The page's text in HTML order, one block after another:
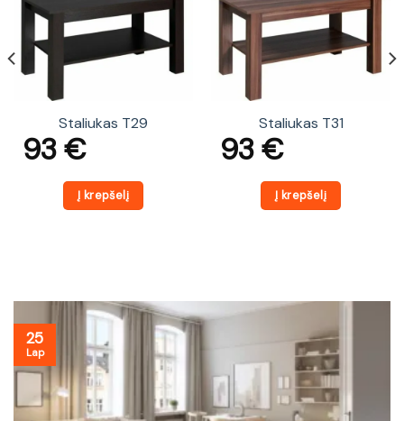
Staliukas T29
93€
Į krepšelį
Staliukas T31
93€
Į krepšelį
25
Lap